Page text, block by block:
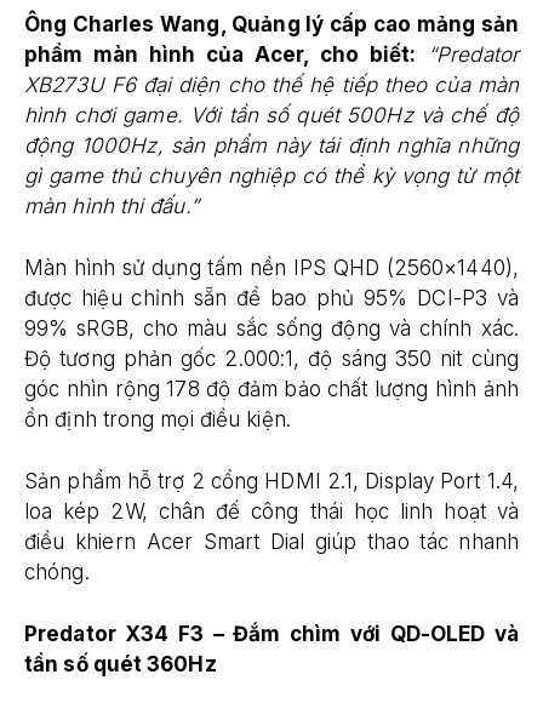
Ông Charles Wang, Quảng lý cấp cao mảng sản
phẩm màn hình của Acer, cho biết:
“Predator
XB273U F6 đại diện cho thế hệ tiếp theo của màn
hình chơi game. Với tần số quét 500Hz và chế độ
động 1000Hz, sản phẩm này tái định nghĩa những
gì game thủ chuyên nghiệp có thể kỳ vọng từ một
màn hình thi đấu.”
Màn hình sử dụng tấm nền IPS QHD (2560×1440),
được hiệu chỉnh sẵn để bao phủ 95% DCI-P3 và
99% sRGB, cho màu sắc sống động và chính xác.
Độ tương phản gốc 2.000:1, độ sáng 350 nit cùng
góc nhìn rộng 178 độ đảm bảo chất lượng hình ảnh
ổn định trong mọi điều kiện.
Sản phẩm hỗ trợ 2 cổng HDMI 2.1, Display Port 1.4,
loa kép 2W, chân đế công thái học linh hoạt và
điều khiern Acer Smart Dial giúp thao tác nhanh
chóng.
Predator X34 F3 – Đắm chìm với QD-OLED và
tần số quét 360Hz